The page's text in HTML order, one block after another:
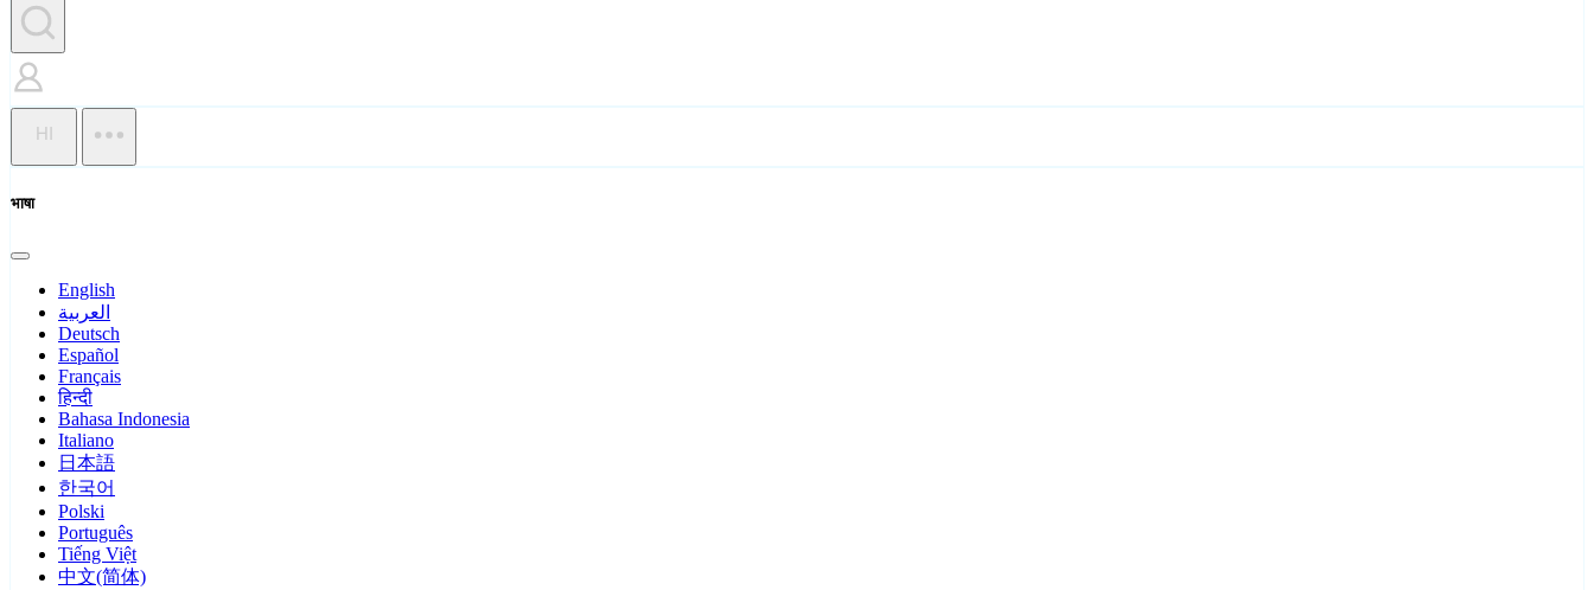
HI
भाषा
English
العربية
Deutsch
Español
Français
हिन्दी
Bahasa Indonesia
Italiano
日本語
한국어
Polski
Português
Tiếng Việt
中文(简体)